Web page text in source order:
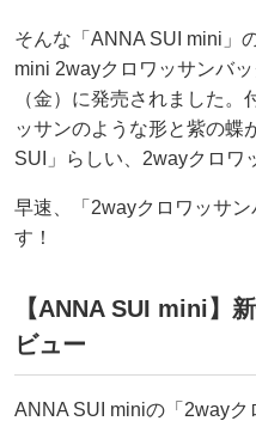
そんな「ANNA SUI mini」
mini 2wayクロワッサンバ
（金）に発売されました
ッサンのような形と紫の蝶
SUI」らしい、2wayクロワ
早速、「2wayクロワッサ
す！
【ANNA SUI mini】
ビュー
ANNA SUI miniの「2wayク